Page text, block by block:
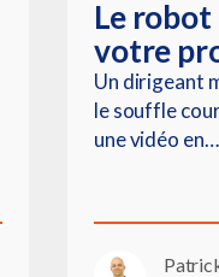
Le robot
votre
Un dirigeant
le souffle
une vidéo en…